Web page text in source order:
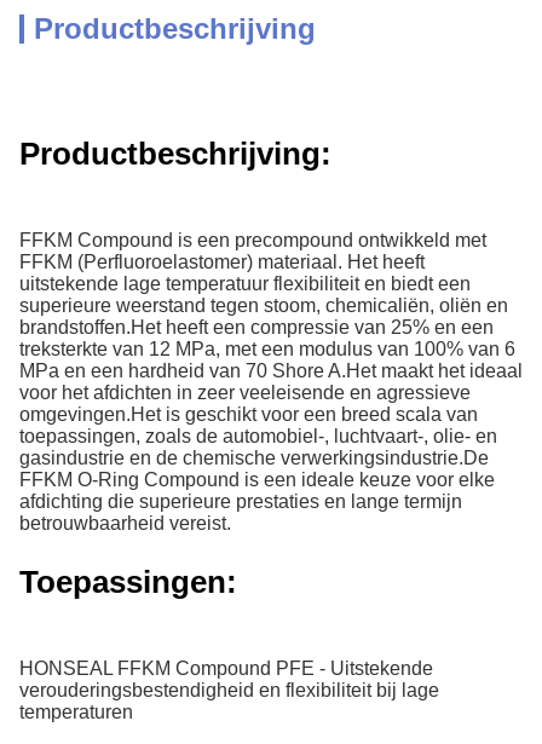
Productbeschrijving
Productbeschrijving:
FFKM Compound is een precompound ontwikkeld met
FFKM (Perfluoroelastomer) materiaal. Het heeft
uitstekende lage temperatuur flexibiliteit en biedt een
superieure weerstand tegen stoom, chemicaliën, oliën en
brandstoffen.Het heeft een compressie van 25% en een
treksterkte van 12 MPa, met een modulus van 100% van 6
MPa en een hardheid van 70 Shore A.Het maakt het ideaal
voor het afdichten in zeer veeleisende en agressieve
omgevingen.Het is geschikt voor een breed scala van
toepassingen, zoals de automobiel-, luchtvaart-, olie- en
gasindustrie en de chemische verwerkingsindustrie.De
FFKM O-Ring Compound is een ideale keuze voor elke
afdichting die superieure prestaties en lange termijn
betrouwbaarheid vereist.
Toepassingen:
HONSEAL FFKM Compound PFE - Uitstekende
verouderingsbestendigheid en flexibiliteit bij lage
temperaturen